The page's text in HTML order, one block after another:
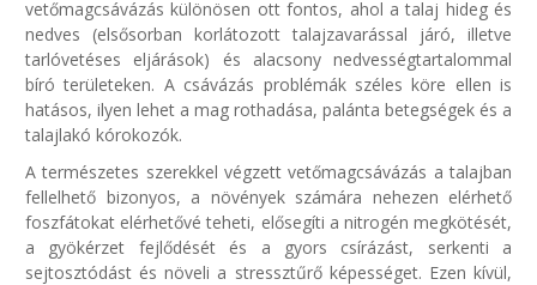
vetőmagcsávázás különösen ott fontos, ahol a talaj hideg és
nedves (elsősorban korlátozott talajzavarással járó, illetve
tarlóvetéses eljárások) és alacsony nedvességtartalommal
bíró területeken. A csávázás problémák széles köre ellen is
hatásos, ilyen lehet a mag rothadása, palánta betegségek és a
talajlakó kórokozók.
A természetes szerekkel végzett vetőmagcsávázás a talajban
fellelhető bizonyos, a növények számára nehezen elérhető
foszfátokat elérhetővé teheti, elősegíti a nitrogén megkötését,
a gyökérzet fejlődését és a gyors csírázást, serkenti a
sejtosztódást és növeli a stressztűrő képességet. Ezen kívül,